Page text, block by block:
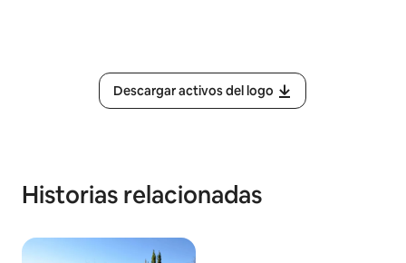
Descargar activos del logo
Historias relacionadas